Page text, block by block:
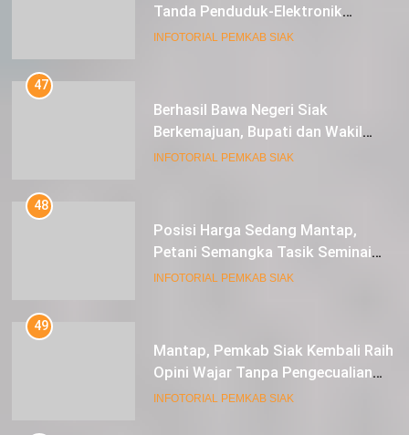
Tanda Penduduk-Elektronik
Kepada Pelajar SMK 1 Koto Gasib
INFOTORIAL PEMKAB SIAK
47
Berhasil Bawa Negeri Siak
Berkemajuan, Bupati dan Wakil
Bupati Siak Terima Gelar Adat
INFOTORIAL PEMKAB SIAK
48
Posisi Harga Sedang Mantap,
Petani Semangka Tasik Seminai
Raup Untung
INFOTORIAL PEMKAB SIAK
49
Mantap, Pemkab Siak Kembali Raih
Opini Wajar Tanpa Pengecualian
ke-13 Dari BPK RI.
INFOTORIAL PEMKAB SIAK